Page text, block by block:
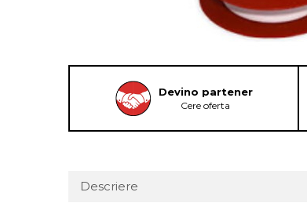
Devino partener
Cere oferta
Descriere